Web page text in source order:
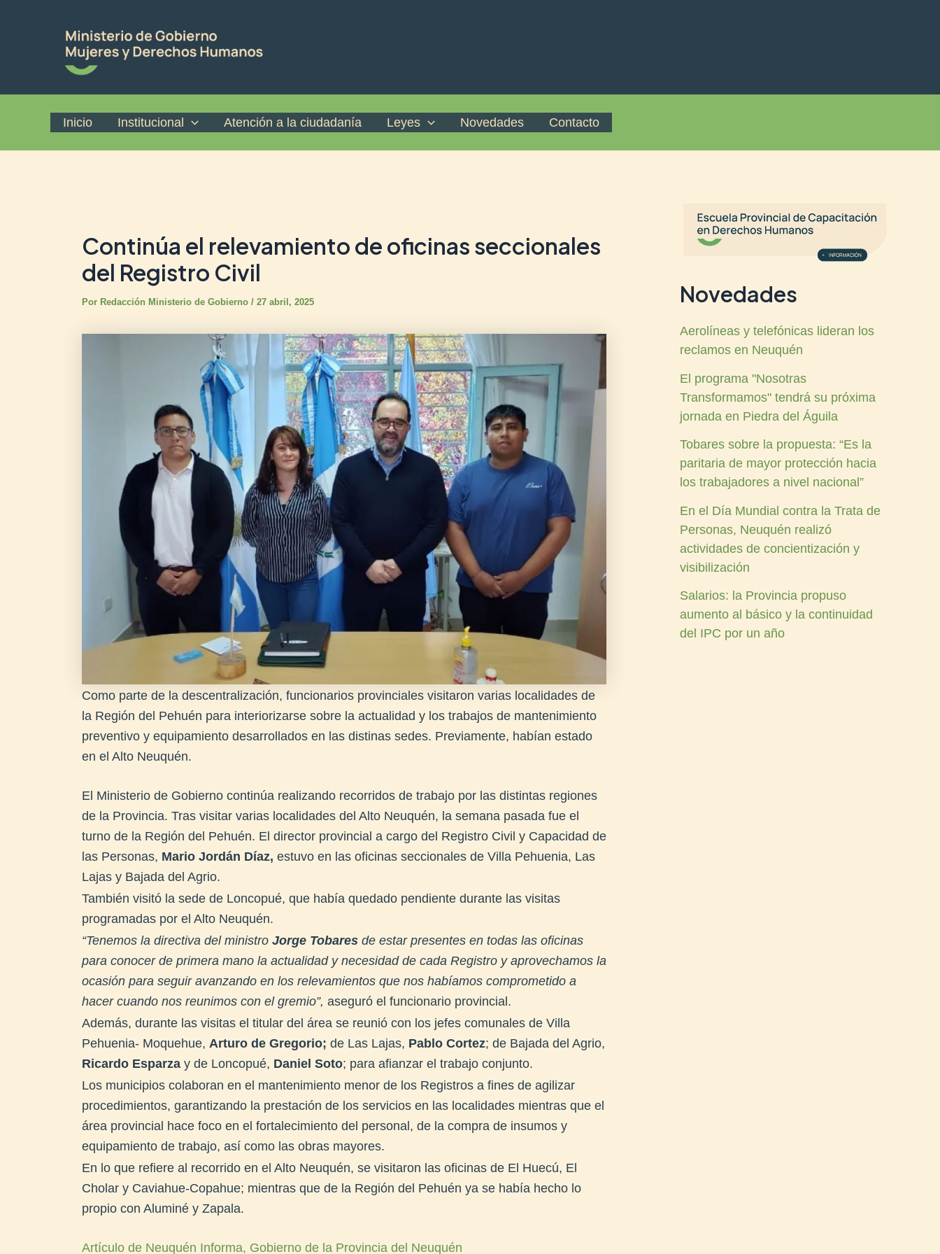
Inicio Institucional Atención a la ciudadanía Leyes Novedades Contacto
Continúa el relevamiento de oficinas seccionales
del Registro Civil
Por Redacción Ministerio de Gobierno / 27 abril, 2025
Como parte de la descentralización, funcionarios provinciales visitaron varias localidades de
la Región del Pehuén para interiorizarse sobre la actualidad y los trabajos de mantenimiento
preventivo y equipamiento desarrollados en las distinas sedes. Previamente, habían estado
en el Alto Neuquén.
El Ministerio de Gobierno continúa realizando recorridos de trabajo por las distintas regiones
de la Provincia. Tras visitar varias localidades del Alto Neuquén, la semana pasada fue el
turno de la Región del Pehuén. El director provincial a cargo del Registro Civil y Capacidad de
las Personas, Mario Jordán Díaz, estuvo en las oficinas seccionales de Villa Pehuenia, Las
Lajas y Bajada del Agrio.
También visitó la sede de Loncopué, que había quedado pendiente durante las visitas
programadas por el Alto Neuquén.
“Tenemos la directiva del ministro Jorge Tobares de estar presentes en todas las oficinas
para conocer de primera mano la actualidad y necesidad de cada Registro y aprovechamos la
ocasión para seguir avanzando en los relevamientos que nos habíamos comprometido a
hacer cuando nos reunimos con el gremio”, aseguró el funcionario provincial.
Además, durante las visitas el titular del área se reunió con los jefes comunales de Villa
Pehuenia- Moquehue, Arturo de Gregorio; de Las Lajas, Pablo Cortez; de Bajada del Agrio,
Ricardo Esparza y de Loncopué, Daniel Soto; para afianzar el trabajo conjunto.
Los municipios colaboran en el mantenimiento menor de los Registros a fines de agilizar
procedimientos, garantizando la prestación de los servicios en las localidades mientras que el
área provincial hace foco en el fortalecimiento del personal, de la compra de insumos y
equipamiento de trabajo, así como las obras mayores.
En lo que refiere al recorrido en el Alto Neuquén, se visitaron las oficinas de El Huecú, El
Cholar y Caviahue-Copahue; mientras que de la Región del Pehuén ya se había hecho lo
propio con Aluminé y Zapala.
Artículo de Neuquén Informa, Gobierno de la Provincia del Neuquén
navigation
Novedades
Aerolíneas y telefónicas lideran los
reclamos en Neuquén
El programa "Nosotras
Transformamos" tendrá su próxima
jornada en Piedra del Águila
Tobares sobre la propuesta: “Es la
paritaria de mayor protección hacia
los trabajadores a nivel nacional”
En el Día Mundial contra la Trata de
Personas, Neuquén realizó
actividades de concientización y
visibilización
Salarios: la Provincia propuso
aumento al básico y la continuidad
del IPC por un año